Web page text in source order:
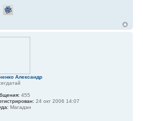
Александр
455
24 окт 2006 14:07
Магадан